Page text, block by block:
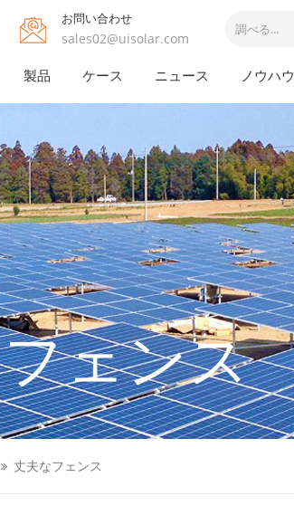
お問い合わせ
sales02@uisolar.com
製品 ケース ニュース ノウハウ
ェンス
丈夫なフェンス